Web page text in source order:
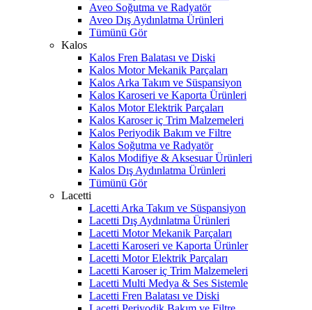
Aveo Soğutma ve Radyatör
Aveo Dış Aydınlatma Ürünleri
Tümünü Gör
Kalos
Kalos Fren Balatası ve Diski
Kalos Motor Mekanik Parçaları
Kalos Arka Takım ve Süspansiyon
Kalos Karoseri ve Kaporta Ürünleri
Kalos Motor Elektrik Parçaları
Kalos Karoser iç Trim Malzemeleri
Kalos Periyodik Bakım ve Filtre
Kalos Soğutma ve Radyatör
Kalos Modifiye & Aksesuar Ürünleri
Kalos Dış Aydınlatma Ürünleri
Tümünü Gör
Lacetti
Lacetti Arka Takım ve Süspansiyon
Lacetti Dış Aydınlatma Ürünleri
Lacetti Motor Mekanik Parçaları
Lacetti Karoseri ve Kaporta Ürünler
Lacetti Motor Elektrik Parçaları
Lacetti Karoser iç Trim Malzemeleri
Lacetti Multi Medya & Ses Sistemle
Lacetti Fren Balatası ve Diski